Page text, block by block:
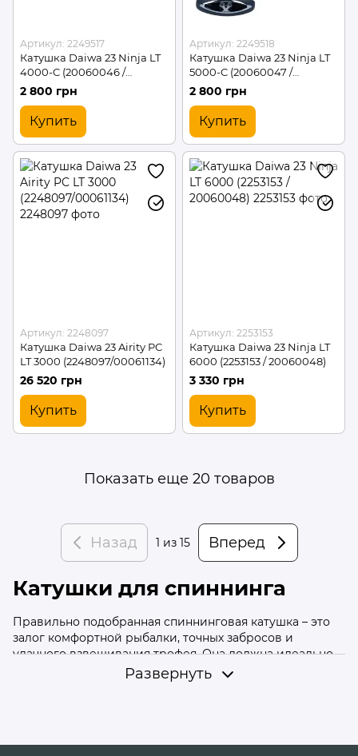
Артикул: 2249517
Катушка Daiwa 23 Ninja LT
4000-C (20060046 /
2249517)
2 800 грн
Купить
Артикул: 2249518
Катушка Daiwa 23 Ninja LT
5000-C (20060047 /
2249518)
2 800 грн
Купить
Артикул: 2248097
Катушка Daiwa 23 Airity PC
LT 3000 (2248097/00061134)
26 520 грн
Купить
Артикул: 2253153
Катушка Daiwa 23 Ninja LT
6000 (2253153 / 20060048)
3 330 грн
Купить
Показать еще 20 товаров
Назад 1 из 15 Вперед
Катушки для спиннинга
Правильно подобранная спиннинговая катушка – это
залог комфортной рыбалки, точных забросов и
удачного взвешивания трофея. Она должна идеально
балансировать с вашимспиннинговым удилищем
обеспечивать плавный ход и надежную работу
Развернуть